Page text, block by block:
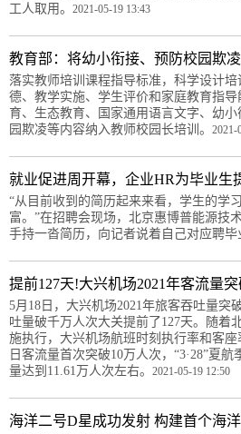
工人取用。 2021-05-19 13:43
教育部：将幼小衔接、预防校园欺
落实教师培训课程指导标准，科学设计
德、教学实施、学生评价和家庭教育指
育、生态教育、国家通用语言文字、幼
园欺凌等内容纳入教师校园长培训。 2021-
就业促进周开幕，企业HR为毕业生
“从目前收到的简历起来来看，学生的学
富。”在招聘会现场，北京惠博普能源技
手持一沓简历，向记者说着自己对应聘毕
提前127天!大兴机场2021年客流量
5月18日，大兴机场2021年旅客吞吐量突
吐量破千万人次大关提前了127天。随着
施执行，大兴机场航班时刻执行率和客
日客流量首次突破10万人次，“3·28”夏
量达到11.61万人次左右。 2021-05-19 12:50
海洋二号D星成功发射 构建首个海